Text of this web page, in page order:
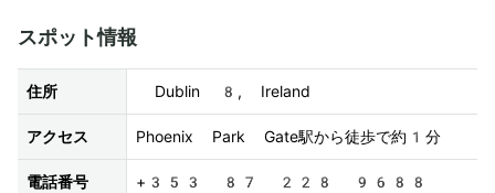
スポット情報
住所 Dublin 8, Ireland
アクセス Phoenix Park Gate駅から徒歩で約1分
電話番号 +353 87 228 9688